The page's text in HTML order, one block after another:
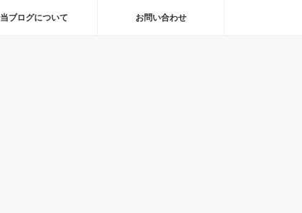
当ブログについて お問い合わせ